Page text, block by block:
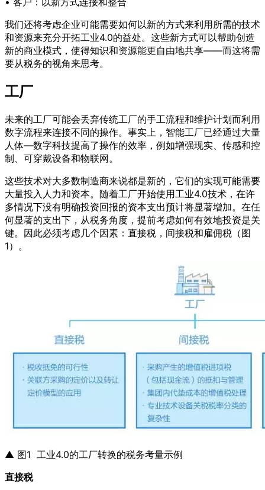
我们还将考虑企业可能需要如何以新的方式来利用所需的技术
和资源来充分开拓工业4.0的益处。这些新方式可以帮助创造
新的商业模式，使得知识和资源能更自由地共享——而这将需
要从税务的视角来思考。
工厂
未来的工厂可能会丢弃传统工厂的手工流程和维护计划而利用
数字流程来连接不同的操作。事实上，智能工厂已经通过大量
人体—数字科技提高了操作的效率，例如增强现实、传感和控
制、可穿戴设备和物联网。
这些技术对大多数制造商来说都是新的，它们的实现可能需要
大量投入人力和资本。随着工厂开始使用工业4.0技术，在许
多情况下没有明确投资回报的资本支出预计将显著增加。在任
何显著的支出下，从税务角度，提前考虑如何有效地投资是关
键。因此必须考虑几个因素：直接税，间接税和雇佣税（图
1）。
▲ 图1 工业4.0的工厂转换的税务考量示例
直接税